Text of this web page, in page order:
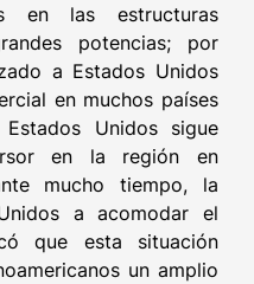
en las estructuras
potencias; por
a Estados Unidos
en muchos países
Unidos sigue
en la región en
mucho tiempo, la
a acomodar el
que esta situación
un amplio